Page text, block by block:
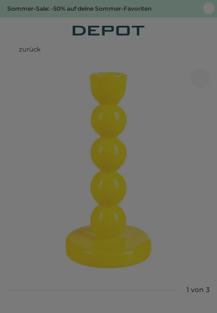
Sommer-Sale: -50% auf deine Sommer-Favoriten
zurück
1 von 3